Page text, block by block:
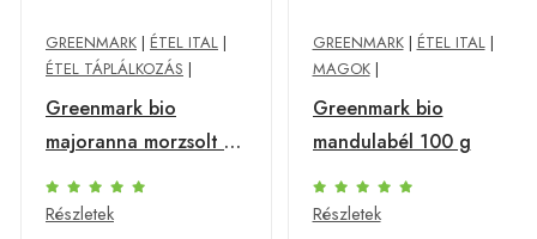
GREENMARK | ÉTEL ITAL |
ÉTEL TÁPLÁLKOZÁS |
Greenmark bio
majoranna morzsolt 10
g
Részletek
GREENMARK| ÉTEL ITAL|
MAGOK|
Greenmark bio
mandulabél 100 g
Részletek